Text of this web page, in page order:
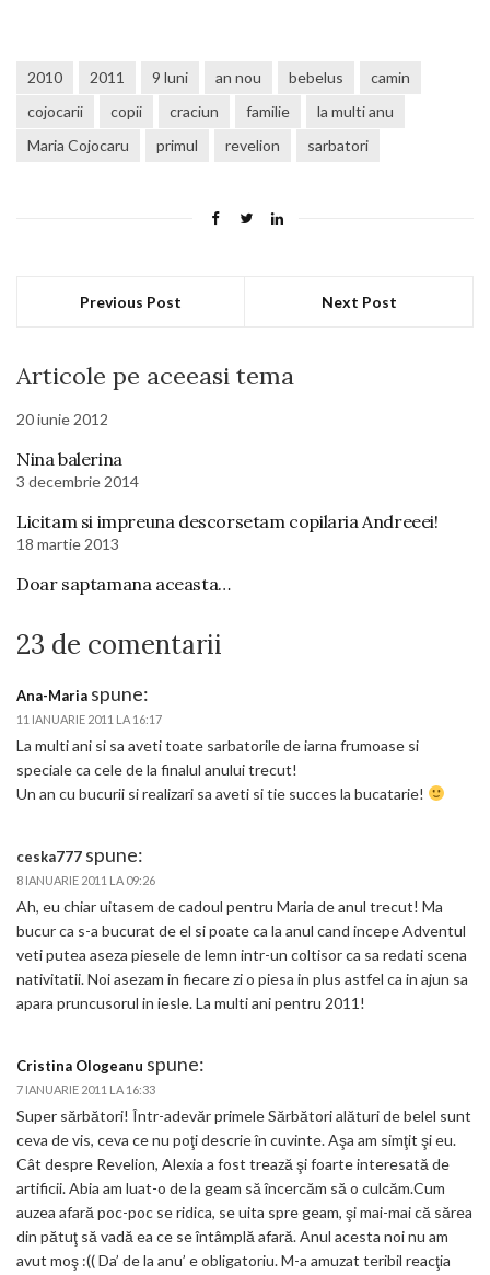
2010 2011 9 luni an nou bebelus
camin
cojocarii
copii craciun familie
la multi anu
Maria Cojocaru
primul revelion sarbatori
Previous Post Next Post
Articole pe aceeasi tema
20 iunie 2012
Nina balerina
3 decembrie 2014
Licitam si impreuna descorsetam copilaria Andreeei!
18 martie 2013
Doar saptamana aceasta…
23 de comentarii
Ana-Maria spune:
11 IANUARIE 2011 LA 16:17
La multi ani si sa aveti toate sarbatorile de iarna frumoase si
speciale ca cele de la finalul anului trecut!
Un an cu bucurii si realizari sa aveti si tie succes la bucatarie!
ceska777 spune:
8 IANUARIE 2011 LA 09:26
Ah, eu chiar uitasem de cadoul pentru Maria de anul trecut! Ma
bucur ca s-a bucurat de el si poate ca la anul cand incepe Adventul
veti putea aseza piesele de lemn intr-un coltisor ca sa redati scena
nativitatii. Noi asezam in fiecare zi o piesa in plus astfel ca in ajun sa
apara pruncusorul in iesle. La multi ani pentru 2011!
Cristina Ologeanu spune:
7 IANUARIE 2011 LA 16:33
Super sărbători! Într-adevăr primele Sărbători alături de belel sunt
ceva de vis, ceva ce nu poţi descrie în cuvinte. Aşa am simţit şi eu.
Cât despre Revelion, Alexia a fost trează şi foarte interesată de
artificii. Abia am luat-o de la geam să încercăm să o culcăm.Cum
auzea afară poc-poc se ridica, se uita spre geam, şi mai-mai că sărea
din pătuţ să vadă ea ce se întâmplă afară. Anul acesta noi nu am
avut moş :(( Da’ de la anu’ e obligatoriu. M-a amuzat teribil reacţia